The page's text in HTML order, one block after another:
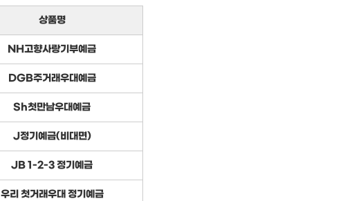
상품명
NH고향사랑기부예금
DGB주거래우대예금
Sh첫만남우대예금
J정기예금(비대면)
JB 1-2-3 정기예금
우리 첫거래우대 정기예금